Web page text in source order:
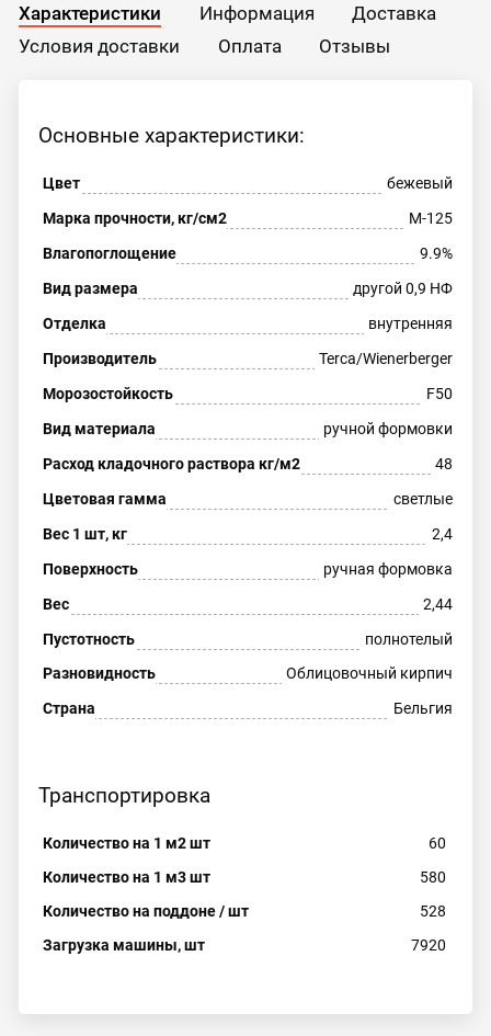
Характеристики Информация
Доставка
Условия доставки
Оплата Отзывы
Основные характеристики:
Цвет
бежевый
Марка прочности, кг/см2
М-125
Влагопоглощение
9.9%
Вид размера
другой 0,9 НФ
Отделка
внутренняя
Производитель
Terca/Wienerberger
Морозостойкость
F50
Вид материала
ручной формовки
Расход кладочного раствора кг/м2
48
Цветовая гамма
светлые
Вес 1 шт, кг
2,4
Поверхность
ручная формовка
Вес
2,44
Пустотность
полнотелый
Разновидность
Облицовочный кирпич
Страна
Бельгия
Транспортировка
Количество на 1 м2 шт
60
Количество на 1 м3 шт
580
Количество на поддоне / шт
528
Загрузка машины, шт
7920